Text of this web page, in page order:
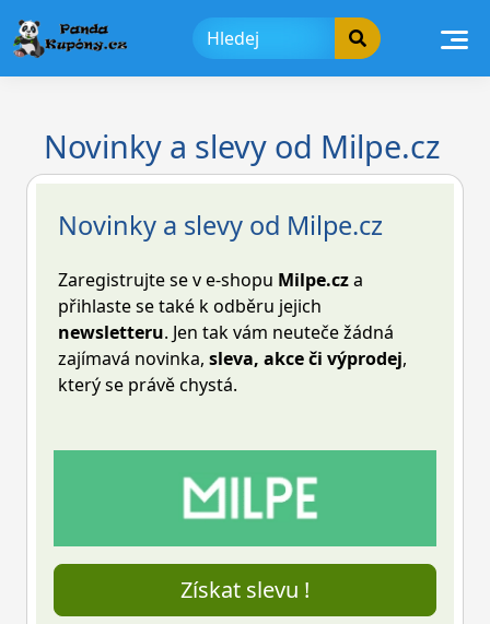
to
content
Novinky a slevy od Milpe.cz
Novinky a slevy od Milpe.cz
Zaregistrujte se v e-shopu Milpe.cza
přihlaste se také k odběru jejich
newsletteru. Jen tak vám neuteče žádná
zajímavá novinka, sleva, akce či výprodej,
který se právě chystá.
Získat slevu !